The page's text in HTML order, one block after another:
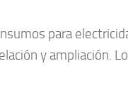
para
y ampliación.